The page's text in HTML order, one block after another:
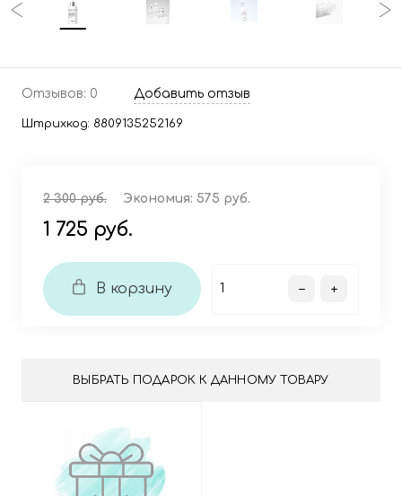
Отзывов: 0 Добавить отзыв
Штрихкод: 8809135252169
2 300 руб. Экономия: 575 руб.
1 725 руб.
В корзину
ВЫБРАТЬ ПОДАРОК К ДАННОМУ ТОВАРУ